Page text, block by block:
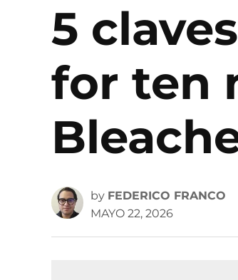
5
for ten
by FEDERICO FRANCO
MAYO 22, 2026